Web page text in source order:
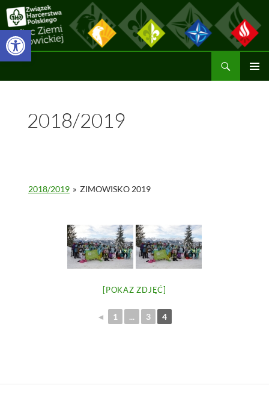
Otwórz pasek narzędzi
Przejdź
do
treści
Hufiec ZHP Ziemi Wadowickiej
Szukaj
2018/2019
2018/2019 » ZIMOWISKO 2019
[POKAZ ZDJĘĆ]
◄ 1 ... 3 4